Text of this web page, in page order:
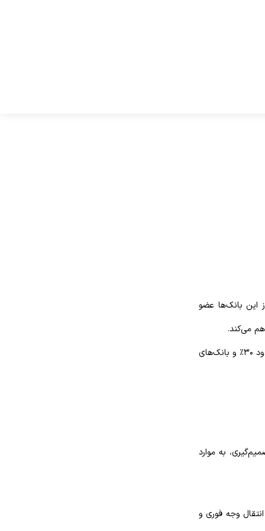
بسیاری از این بانک‌ها عضو
می‌کند.
بیش از نیمی از بازار را در اختیار دارند، بانک‌های خصوصی حدود ۳۰٪ و بانک‌های
به موارد
وجه فوری و